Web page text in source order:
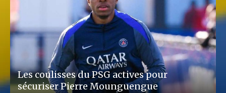
Les coulisses du PSG actives pour
sécuriser Pierre Mounguengue